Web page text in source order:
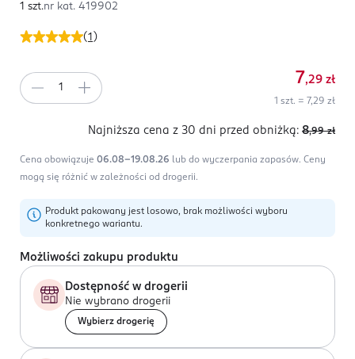
(1 )
1 szt.nr kat. 419902
7,29 zł
1 szt. = 7,29 zł
Najniższa cena z 30 dni przed obniżką: 8,99 zł
Cena obowiązuje 06.08-19.08.26 lub do wyczerpania zapasów. Ceny
mogą się różnić w zależności od drogerii.
Produkt pakowany jest losowo, brak możliwości wyboru
konkretnego wariantu.
Możliwości zakupu produktu
Dostępność w drogerii
Nie wybrano drogerii
Wybierz drogerię